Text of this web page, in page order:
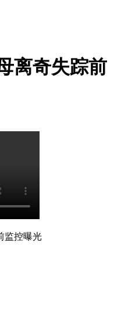
离奇失踪前
控曝光